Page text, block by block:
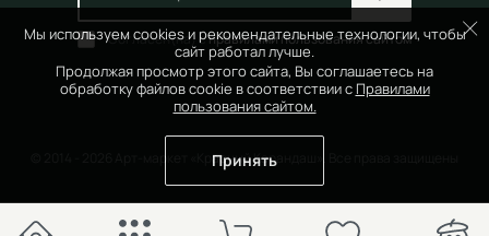
Мы используем cookies и рекомендательные технологии, чтобы
сайт работал лучше.
Продолжая просмотр этого сайта, Вы соглашаетесь на
обработку файлов cookie в соответствии с Правилами
пользования сайтом.
Принять
Согласен(на) справилами пользования сайтом
© 2014 - 2026 Арт-маркет «Красный Карандаш». Все права защищены